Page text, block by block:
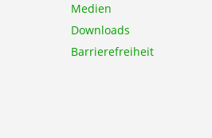
Medien
Downloads
Barrierefreiheit